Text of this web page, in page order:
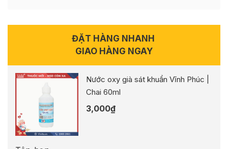
ĐẶT HÀNG NHANH
GIAO HÀNG NGAY
Nước oxy già sát khuẩn Vĩnh Phúc |
Chai 60ml
3,000₫